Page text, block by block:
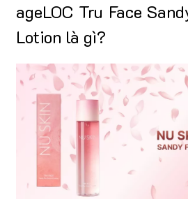
ageLOC Tru Face
Lotion là gì?